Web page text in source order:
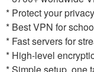
* Protect your
* Best VPN for
* Fast servers for
* High-level